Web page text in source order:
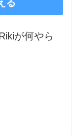
る
が何やら